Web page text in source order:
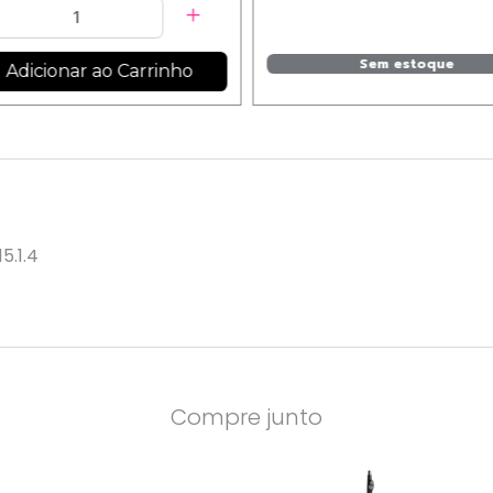
Adicionar ao Carrinho Sem estoque
Compre junto